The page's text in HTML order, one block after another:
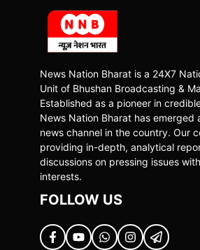
News Nation Bharat is a 24X7
Unit of Bhushan Broadcasting &
Established as a pioneer in
News Nation Bharat has emerged
news channel in the country. Our
providing in-depth, analytical
discussions on pressing issues
interests.
FOLLOW US